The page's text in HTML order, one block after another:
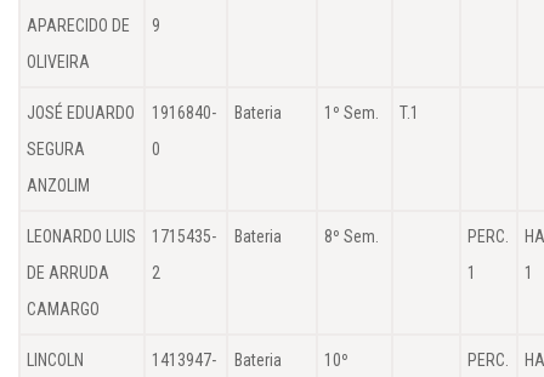
APARECIDO DE
OLIVEIRA
9
JOSÉ EDUARDO
SEGURA
ANZOLIM
1916840-
0
Bateria 1º Sem. T.1
LEONARDO LUIS
DE ARRUDA
CAMARGO
1715435-
2
Bateria 8º Sem.
PERC.
1
1
LINCOLN
1413947-
Bateria
10º
PERC.